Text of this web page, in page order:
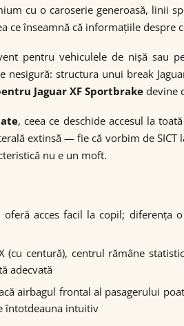
cu o caroserie generoasă, linii
ce înseamnă că informațiile
pentru vehiculele de nișă sau
structura unui break
Jaguar XF Sportbrakedevine
, ceea ce deschide accesul la
extinsă — fie că vorbim de
nu e un moft.
acces facil la copil; diferența
centură), centrul rămâne
adecvată
airbagul frontal al pasagerului
întotdeauna intuitiv